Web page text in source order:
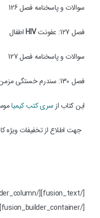
سوالات و پاسخنامه فصل 126
فصل 127: عفونت HIVاطفال
سوالات و پاسخنامه فصل 127
فصل 130: سندرم خستگی مزمن
این کتاب از سری کتب کیمیا
جهت اطلاع از تخفیفات ویژه
[/fusion_builder_container]